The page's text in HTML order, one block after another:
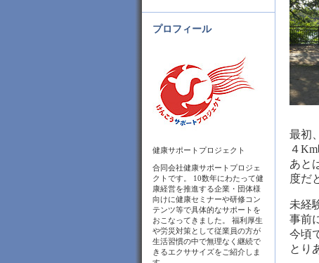
プロフィール
健康サポートプロジェクト
合同会社健康サポートプロジェ
クトです。 10数年にわたって健
康経営を推進する企業・団体様
向けに健康セミナーや研修コン
テンツ等で具体的なサポートを
おこなってきました。 福利厚生
や労災対策として従業員の方が
生活習慣の中で無理なく継続で
きるエクササイズをご紹介しま
最初
４
あと
度だ
未経
事前
今頃
とり